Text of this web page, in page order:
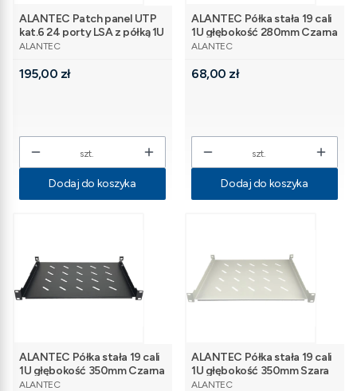
ALANTEC Patch panel UTP
kat.6 24 porty LSA z półką 1U
PRODUCENT
ALANTEC
Cena
195,00 zł
szt.
Dodaj do koszyka
ALANTEC Półka stała 19 cali
1U głębokość 280mm Czarna
PRODUCENT
ALANTEC
Cena
68,00 zł
szt.
Dodaj do koszyka
ALANTEC Półka stała 19 cali
1U głębokość 350mm Czarna
PRODUCENT
ALANTEC
ALANTEC Półka stała 19 cali
1U głębokość 350mm Szara
PRODUCENT
ALANTEC